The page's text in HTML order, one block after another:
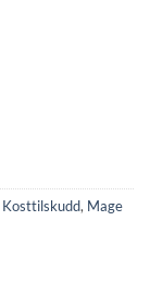
Kosttilskudd, Mage